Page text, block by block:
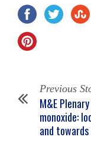
Previous
M&E
monoxide:
and